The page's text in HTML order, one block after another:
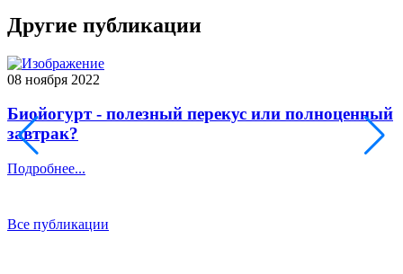
Другие публикации
08 ноября 2022
Биойогурт - полезный перекус или полноценный
завтрак?
Подробнее...
Все публикации